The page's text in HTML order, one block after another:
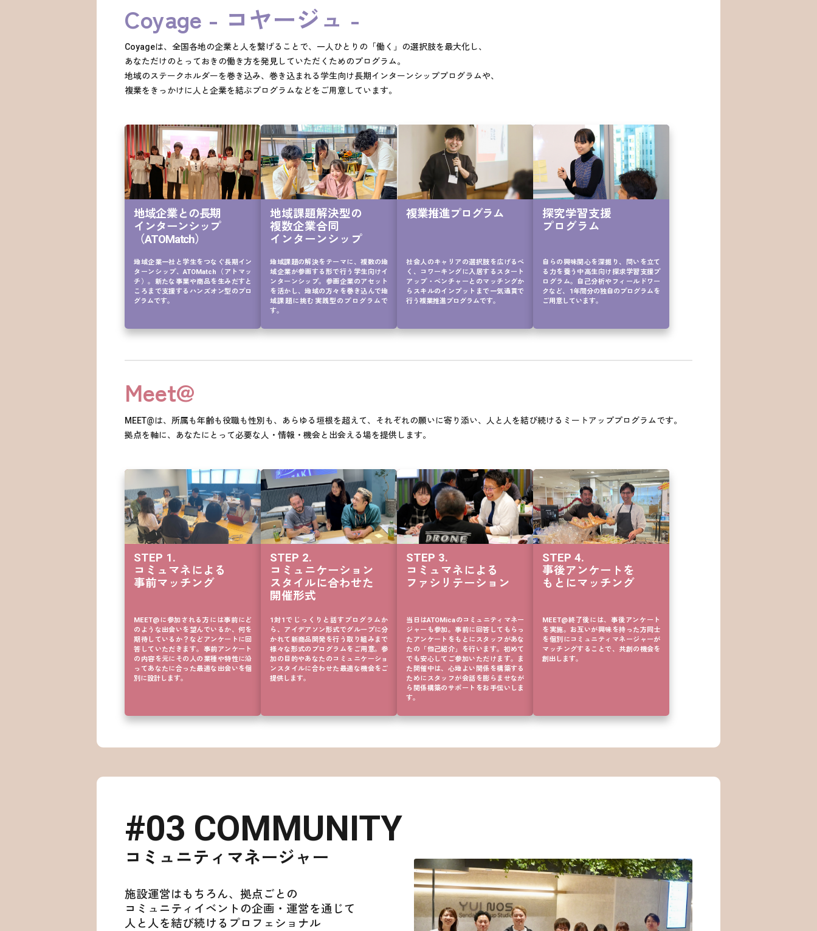
Coyage - コヤージュ -
Coyageは、全国各地の企業と人を繋げることで、一人ひとりの「働く」の選択肢を最大化し、
あなただけのとっておきの働き方を発見していただくためのプログラム。
地域のステークホルダーを巻き込み、巻き込まれる学生向け長期インターンシッププログラムや、
複業をきっかけに人と企業を結ぶプログラムなどをご用意しています。
地域企業との長期
インターンシップ
（ATOMatch）
地域企業一社と学生をつなぐ長期イン
ターンシップ、ATOMatch（アトマッ
チ）。新たな事業や商品を生みだすと
ころまで支援するハンズオン型のプロ
グラムです。
地域課題解決型の
複数企業合同
インターンシップ
地域課題の解決をテーマに、複数の地
域企業が参画する形で行う学生向けイ
ンターンシップ。参画企業のアセット
を活かし、地域の方々を巻き込んで地
域課題に挑む実践型のプログラムで
す。
複業推進プログラム
社会人のキャリアの選択肢を広げるべ
く、コワーキングに入居するスタート
アップ・ベンチャーとのマッチングか
らスキルのインプットまで一気通貫で
行う複業推進プログラムです。
探究学習支援
プログラム
自らの興味関心を深掘り、問いを立て
る力を養う中高生向け探求学習支援プ
ログラム。自己分析やフィールドワー
クなど、1年間分の独自のプログラムを
ご用意しています。
Meet@
MEET@は、所属も年齢も役職も性別も、あらゆる垣根を超えて、それぞれの願いに寄り添い、人と人を結び続けるミートアッププログラムです。
拠点を軸に、あなたにとって必要な人・情報・機会と出会える場を提供します。
STEP 1.
コミュマネによる
事前マッチング
MEET@に参加される方には事前にど
のような出会いを望んでいるか、何を
期待しているか？などアンケートに回
答していただきます。事前アンケート
の内容を元にその人の業種や特性に沿
ってあなたに合った最適な出会いを個
別に設計します。
STEP 2.
コミュニケーション
スタイルに合わせた
開催形式
1対1でじっくりと話すプログラムか
ら、アイデアソン形式でグループに分
かれて新商品開発を行う取り組みまで
様々な形式のプログラムをご用意。参
加の目的やあなたのコミュニケーショ
ンスタイルに合わせた最適な機会をご
提供します。
STEP 3.
コミュマネによる
ファシリテーション
当日はATOMicaのコミュニティマネー
ジャーも参加。事前に回答してもらっ
たアンケートをもとにスタッフがあな
たの「他己紹介」を行います。初めて
でも安心してご参加いただけます。ま
た開催中は、心地よい関係を構築する
ためにスタッフが会話を膨らませなが
ら関係構築のサポートをお手伝いしま
す。
STEP 4.
事後アンケートを
もとにマッチング
MEET@終了後には、事後アンケート
を実施。お互いが興味を持った方同士
を個別にコミュニティマネージャーが
マッチングすることで、共創の機会を
創出します。
#03 COMMUNITY
コミュニティマネージャー
施設運営はもちろん、拠点ごとの
コミュニティイベントの企画・運営を通じて
人と人を結び続けるプロフェショナル
10
11
12
13
14
15
16
17
18
19
21
22
23
25
26
29
30
32
33
34
35
36
37
38
40
41
42
43
44
45
46
50
51